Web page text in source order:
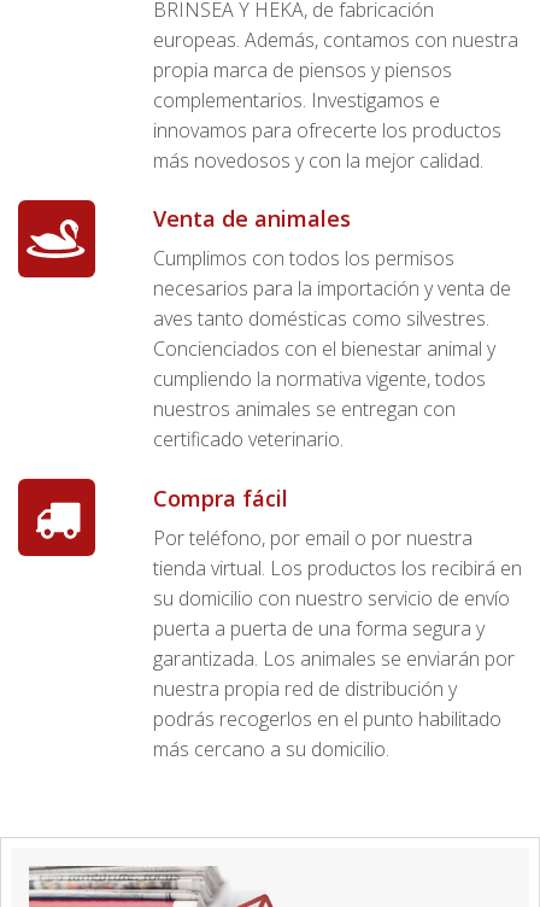
BRINSEA Y HEKA, de fabricación
europeas. Además, contamos con nuestra
propia marca de piensos y piensos
complementarios. Investigamos e
innovamos para ofrecerte los productos
más novedosos y con la mejor calidad.
Venta de animales
Cumplimos con todos los permisos
necesarios para la importación y venta de
aves tanto domésticas como silvestres.
Concienciados con el bienestar animal y
cumpliendo la normativa vigente, todos
nuestros animales se entregan con
certificado veterinario.
Compra fácil
Por teléfono, por email o por nuestra
tienda virtual. Los productos los recibirá en
su domicilio con nuestro servicio de envío
puerta a puerta de una forma segura y
garantizada. Los animales se enviarán por
nuestra propia red de distribución y
podrás recogerlos en el punto habilitado
más cercano a su domicilio.